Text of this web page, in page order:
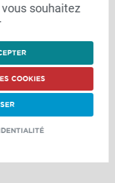
ET
de mieux maîtriser
pour prioriser les
souhaitez
COOKIES